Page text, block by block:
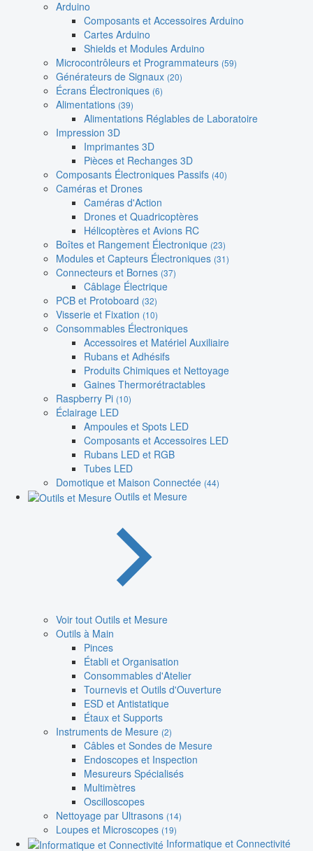
Arduino
Composants et Accessoires Arduino
Cartes Arduino
Shields et Modules Arduino
Microcontrôleurs et Programmateurs (59)
Générateurs de Signaux (20)
Écrans Électroniques (6)
Alimentations (39)
Alimentations Réglables de Laboratoire
Impression 3D
Imprimantes 3D
Pièces et Rechanges 3D
Composants Électroniques Passifs (40)
Caméras et Drones
Caméras d'Action
Drones et Quadricoptères
Hélicoptères et Avions RC
Boîtes et Rangement Électronique (23)
Modules et Capteurs Électroniques (31)
Connecteurs et Bornes (37)
Câblage Électrique
PCB et Protoboard (32)
Visserie et Fixation (10)
Consommables Électroniques
Accessoires et Matériel Auxiliaire
Rubans et Adhésifs
Produits Chimiques et Nettoyage
Gaines Thermorétractables
Raspberry Pi (10)
Éclairage LED
Ampoules et Spots LED
Composants et Accessoires LED
Rubans LED et RGB
Tubes LED
Domotique et Maison Connectée (44)
Outils et Mesure
Voir tout Outils et Mesure
Outils à Main
Pinces
Établi et Organisation
Consommables d'Atelier
Tournevis et Outils d'Ouverture
ESD et Antistatique
Étaux et Supports
Instruments de Mesure (2)
Câbles et Sondes de Mesure
Endoscopes et Inspection
Mesureurs Spécialisés
Multimètres
Oscilloscopes
Nettoyage par Ultrasons (14)
Loupes et Microscopes (19)
Informatique et Connectivité